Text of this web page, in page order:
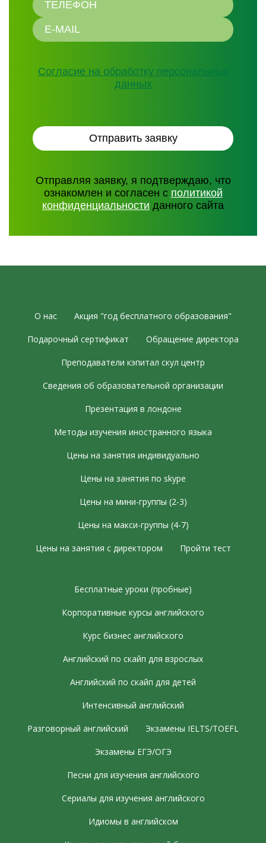
Согласие на обработку персональных
данных
Отправляя заявку, я подтверждаю, что
ознакомлен и согласен с политикой
конфиденциальности данного сайта
О нас Акция "год бесплатного образования"
Подарочный сертификат Обращение директора
Преподаватели кэпитал скул центр
Сведения об образовательной организации
Презентация в лондоне
Методы изучения иностранного языка
Цены на занятия индивидуально
Цены на занятия по skype
Цены на мини-группы (2-3)
Цены на макси-группы (4-7)
Цены на занятия с директором Пройти тест
Бесплатные уроки (пробные)
Корпоративные курсы английского
Курс бизнес английского
Английский по скайп для взрослых
Английский по скайп для детей
Интенсивный английский
Разговорный английский Экзамены IELTS/TOEFL
Экзамены ЕГЭ/ОГЭ
Песни для изучения английского
Сериалы для изучения английского
Идиомы в английском